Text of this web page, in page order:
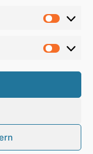
Instagram